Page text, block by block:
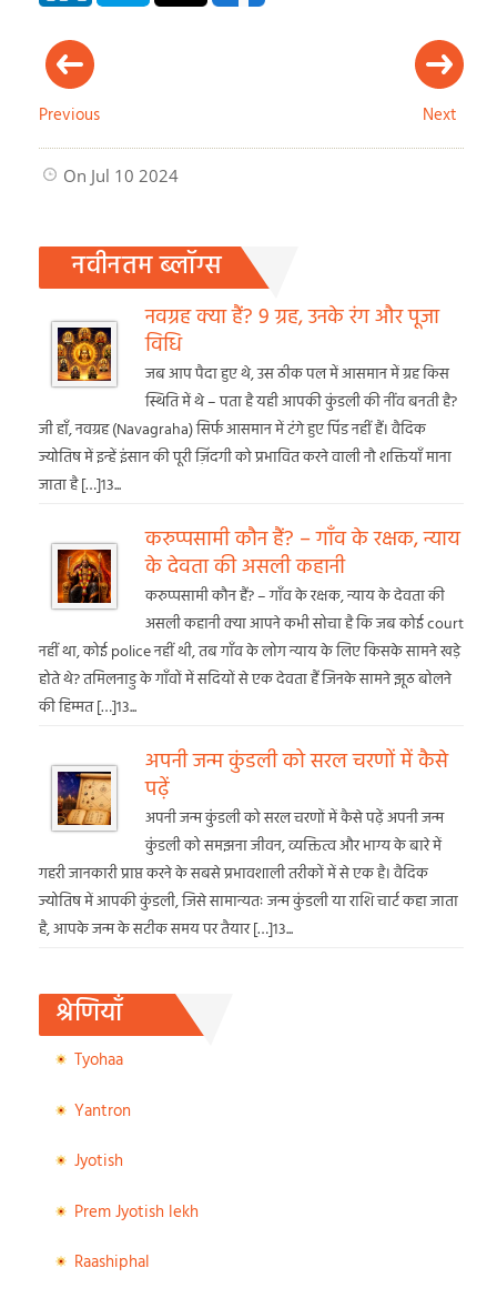
Previous Next
On Jul 10 2024
नवीनतम ब्लॉग्स
नवग्रह क्या हैं? 9 ग्रह, उनके रंग और पूजा
विधि
जब आप पैदा हुए थे, उस ठीक पल में आसमान में ग्रह किस
स्थिति में थे – पता है यही आपकी कुंडली की नींव बनती है?
जी हाँ, नवग्रह (Navagraha) सिर्फ आसमान में टंगे हुए पिंड नहीं हैं। वैदिक
ज्योतिष में इन्हें इंसान की पूरी ज़िंदगी को प्रभावित करने वाली नौ शक्तियाँ माना
जाता है […]13...
करुप्पसामी कौन हैं? – गाँव के रक्षक, न्याय
के देवता की असली कहानी
करुप्पसामी कौन हैं? – गाँव के रक्षक, न्याय के देवता की
असली कहानी क्या आपने कभी सोचा है कि जब कोई court
नहीं था, कोई police नहीं थी, तब गाँव के लोग न्याय के लिए किसके सामने खड़े
होते थे? तमिलनाडु के गाँवों में सदियों से एक देवता हैं जिनके सामने झूठ बोलने
की हिम्मत […]13...
अपनी जन्म कुंडली को सरल चरणों में कैसे
पढ़ें
अपनी जन्म कुंडली को सरल चरणों में कैसे पढ़ें अपनी जन्म
कुंडली को समझना जीवन, व्यक्तित्व और भाग्य के बारे में
गहरी जानकारी प्राप्त करने के सबसे प्रभावशाली तरीकों में से एक है। वैदिक
ज्योतिष में आपकी कुंडली, जिसे सामान्यतः जन्म कुंडली या राशि चार्ट कहा जाता
है, आपके जन्म के सटीक समय पर तैयार […]13...
श्रेणियाँ
Tyohaa
Yantron
Jyotish
Prem Jyotish lekh
Raashiphal